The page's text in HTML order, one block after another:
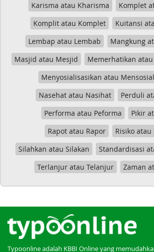
Karisma atau Kharisma
Komplet
Komplit atau Komplet
Kuitansi
Lembap atau Lembab
Mangkung
Masjid atau Mesjid
Memerhatikan
Menyosialisasikan atau
Nasehat atau Nasihat
Perduli
Performa atau Peforma
Pikir
Rapot atau Rapor
Risiko atau
Silahkan atau Silakan
Standardisasi
Terlanjur atau Telanjur
Zaman
Typoonline adalah KBBI Online yang